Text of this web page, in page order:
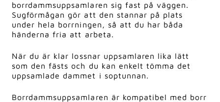
borrdammsuppsamlaren sig fast på väggen.
Sugförmågan gör att den stannar på plats
under hela borrningen, så att du har båda
händerna fria att arbeta.
När du är klar lossnar uppsamlaren lika lätt
som den fästs och du kan enkelt tömma det
uppsamlade dammet i soptunnan.
Borrdammsuppsamlaren är kompatibel med borr